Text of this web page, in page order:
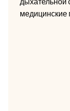
медицинские